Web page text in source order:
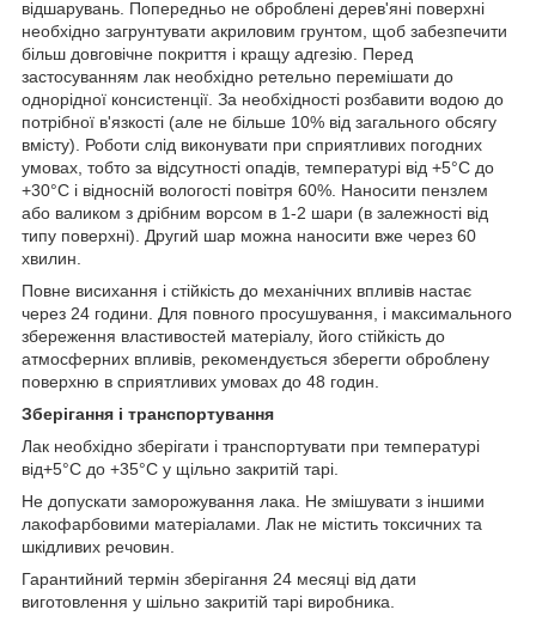
відшарувань. Попередньо не оброблені дерев'яні поверхні
необхідно загрунтувати акриловим грунтом, щоб забезпечити
більш довговічне покриття і кращу адгезію. Перед
застосуванням лак необхідно ретельно перемішати до
однорідної консистенції. За необхідності розбавити водою до
потрібної в'язкості (але не більше 10% від загального обсягу
вмісту). Роботи слід виконувати при сприятливих погодних
умовах, тобто за відсутності опадів, температурі від +5°С до
+30°С і відносній вологості повітря 60%. Наносити пензлем
або валиком з дрібним ворсом в 1-2 шари (в залежності від
типу поверхні). Другий шар можна наносити вже через 60
хвилин.
Повне висихання і стійкість до механічних впливів настає
через 24 години. Для повного просушування, і максимального
збереження властивостей матеріалу, його стійкість до
атмосферних впливів, рекомендується зберегти оброблену
поверхню в сприятливих умовах до 48 годин.
Зберігання і транспортування
Лак необхідно зберігати і транспортувати при температурі
від+5°С до +35°С у щільно закритій тарі.
Не допускати заморожування лака. Не змішувати з іншими
лакофарбовими матеріалами. Лак не містить токсичних та
шкідливих речовин.
Гарантийний термін зберігання 24 месяці від дати
виготовлення у шільно закритій тарі виробника.